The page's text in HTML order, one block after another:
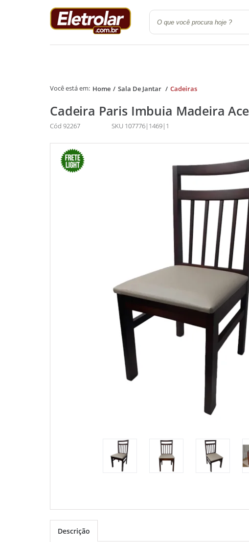
Quarto
Home Sala De Jantar Cadeiras
Cadeira Paris Imbuia Madeira
Cód 92267 SKU 107776|1469|1
Descrição